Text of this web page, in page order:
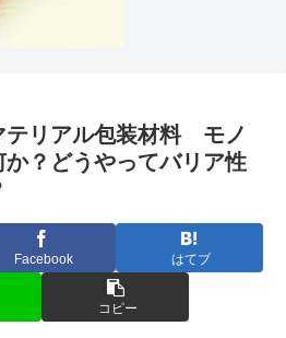
テリアル包装材料 モノ
？どうやってバリア性
Facebook はてブ
コピー